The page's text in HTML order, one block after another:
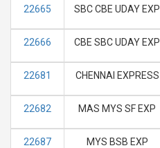
22665 SBC CBE UDAY EXP
22666 CBE SBC UDAY EXP
22681 CHENNAI EXPRESS
22682 MAS MYS SF EXP
22687 MYS BSB EXP